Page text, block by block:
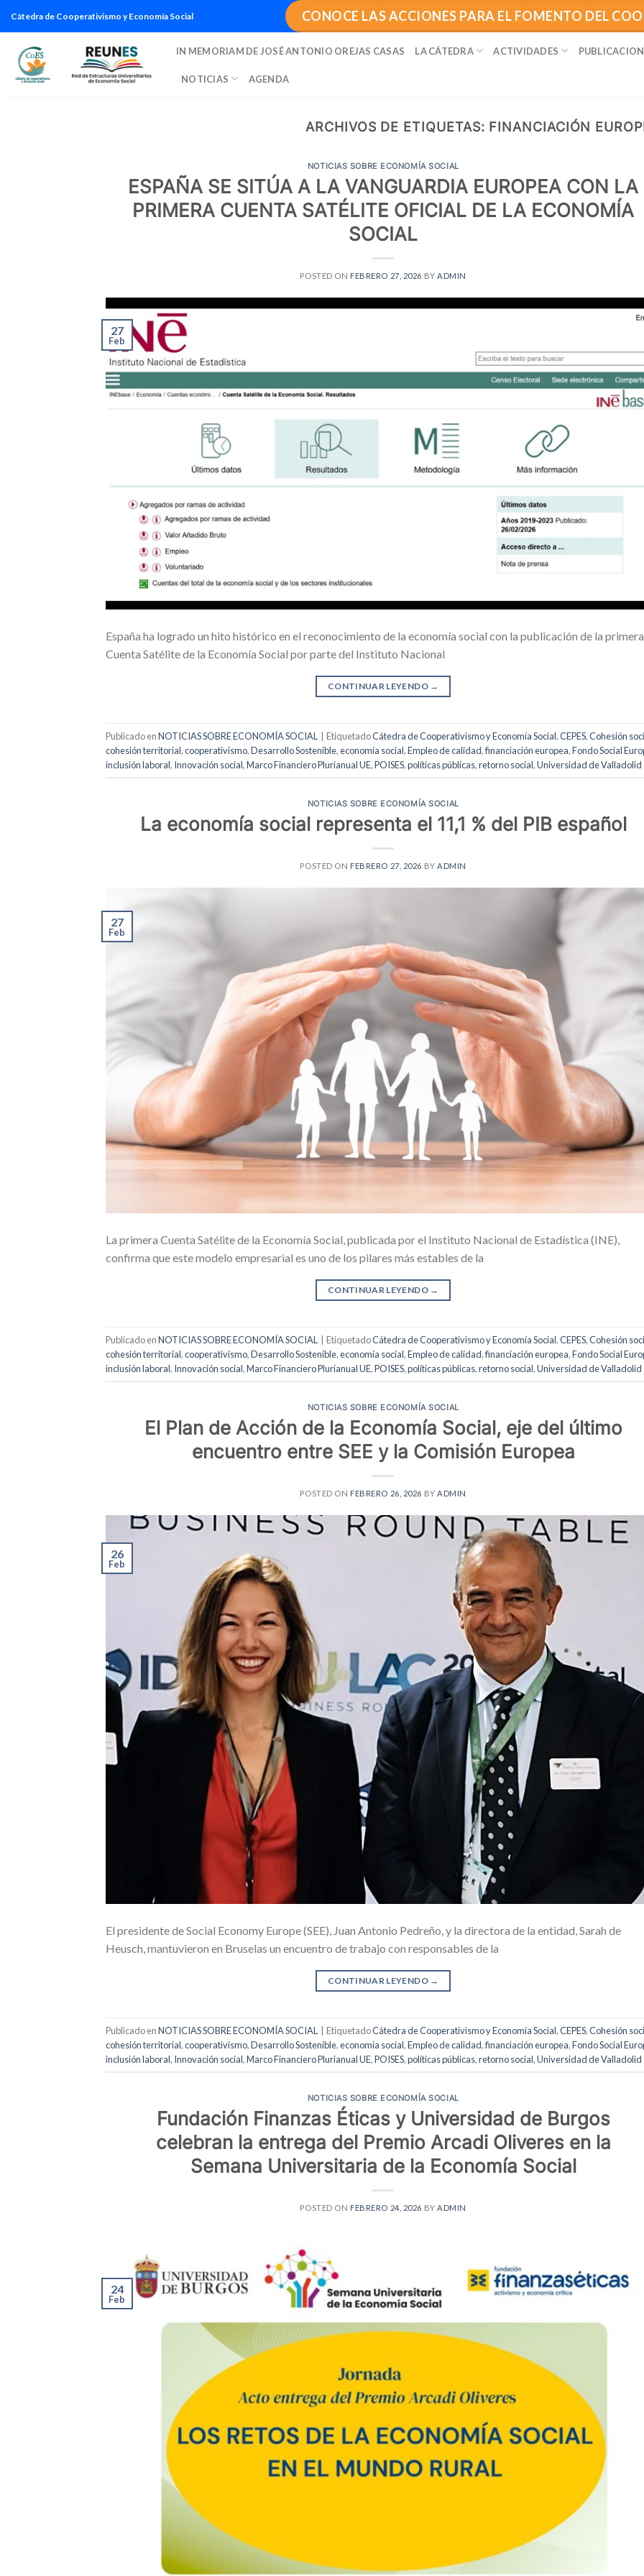
contenido
Cátedra de Cooperativismo y Economía Social CONOCE LAS ACCIONES PARA EL FOMENTO DEL
IN MEMORIAM DE JOSÉ ANTONIO OREJAS CASAS LA CÁTEDRA ACTIVIDADES
NOTICIAS AGENDA
ARCHIVOS DE ETIQUETAS: FINANCIACIÓN
NOTICIAS SOBRE ECONOMÍA SOCIAL
ESPAÑA SE SITÚA A LA VANGUARDIA EUROPEA CON LA
PRIMERA CUENTA SATÉLITE OFICIAL DE LA ECONOMÍA
SOCIAL
POSTED ON FEBRERO 27, 2026 BYADMIN
27
Feb
España ha logrado un hito histórico en el reconocimiento de la economía social con la publicación de la primera
Cuenta Satélite de la Economía Social por parte del Instituto Nacional
CONTINUAR LEYENDO →
Publicado enNOTICIAS SOBRE ECONOMÍA SOCIAL EtiquetadoCátedra de Cooperativismo y Economía Social,CEPES,Cohesión
cohesión territorial,cooperativismo,Desarrollo Sostenible,economía social,Empleo de calidad,financiación europea,Fondo Social
inclusión laboral, Innovación social,Marco Financiero Plurianual UE,POISES,políticas públicas,retorno social,Universidad de Valladolid
NOTICIAS SOBRE ECONOMÍA SOCIAL
La economía social representa el 11,1 % del PIB español
POSTED ON FEBRERO 27, 2026 BYADMIN
27
Feb
La primera Cuenta Satélite de la Economía Social, publicada por el Instituto Nacional de Estadística (INE),
confirma que este modelo empresarial es uno de los pilares más estables de la
CONTINUAR LEYENDO →
Publicado enNOTICIAS SOBRE ECONOMÍA SOCIAL EtiquetadoCátedra de Cooperativismo y Economía Social,CEPES,Cohesión
cohesión territorial,cooperativismo,Desarrollo Sostenible,economía social,Empleo de calidad,financiación europea,Fondo Social
inclusión laboral, Innovación social,Marco Financiero Plurianual UE,POISES,políticas públicas,retorno social,Universidad de Valladolid
NOTICIAS SOBRE ECONOMÍA SOCIAL
El Plan de Acción de la Economía Social, eje del último
encuentro entre SEE y la Comisión Europea
POSTED ON FEBRERO 26, 2026 BYADMIN
26
Feb
El presidente de Social Economy Europe (SEE), Juan Antonio Pedreño, y la directora de la entidad, Sarah de
Heusch, mantuvieron en Bruselas un encuentro de trabajo con responsables de la
CONTINUAR LEYENDO →
Publicado enNOTICIAS SOBRE ECONOMÍA SOCIAL | EtiquetadoCátedra de Cooperativismo y Economía Social,CEPES,Cohesión
cohesión territorial,cooperativismo,Desarrollo Sostenible,economía social,Empleo de calidad,financiación europea,Fondo Social
inclusión laboral, Innovación social,Marco Financiero Plurianual UE,POISES,políticas públicas,retorno social,Universidad de Valladolid
NOTICIAS SOBRE ECONOMÍA SOCIAL
Fundación Finanzas Éticas y Universidad de Burgos
celebran la entrega del Premio Arcadi Oliveres en la
Semana Universitaria de la Economía Social
POSTED ON FEBRERO 24, 2026 BYADMIN
24
Feb